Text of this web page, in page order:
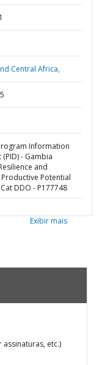
Central Africa,
Information
- Gambia
and
Potential
DDO - P177748
Exibir mais
etc.)